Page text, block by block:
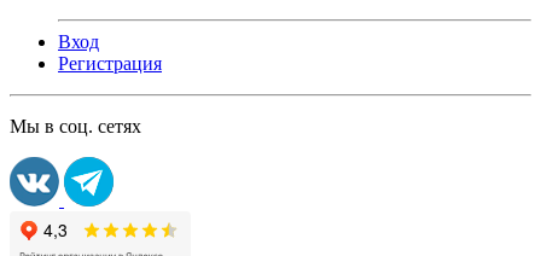
Вход
Регистрация
Мы в соц. сетях